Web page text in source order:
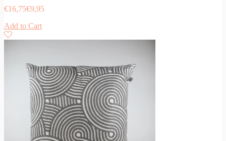
€16,75€9,95
Add to Cart